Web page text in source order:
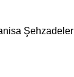
Şehzadeler